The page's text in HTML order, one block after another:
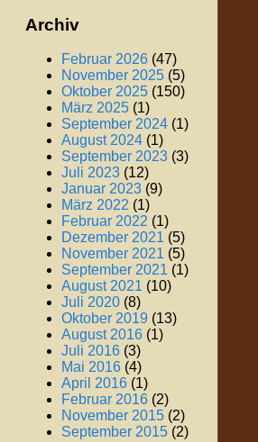
Archiv
Februar 2026 (47)
November 2025 (5)
Oktober 2025 (150)
März 2025 (1)
September 2024 (1)
August 2024 (1)
September 2023 (3)
Juli 2023 (12)
Januar 2023 (9)
März 2022 (1)
Februar 2022 (1)
Dezember 2021 (5)
November 2021 (5)
September 2021 (1)
August 2021 (10)
Juli 2020 (8)
Oktober 2019 (13)
August 2016 (1)
Juli 2016 (3)
Mai 2016 (4)
April 2016 (1)
Februar 2016 (2)
November 2015 (2)
September 2015 (2)